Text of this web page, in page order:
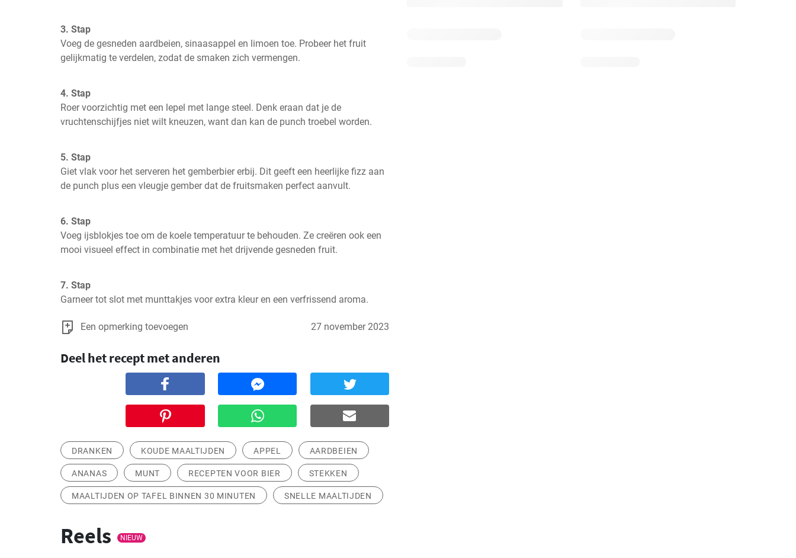
3. Stap
Voeg de gesneden aardbeien, sinaasappel en limoen toe. Probeer het fruit
gelijkmatig te verdelen, zodat de smaken zich vermengen.
4. Stap
Roer voorzichtig met een lepel met lange steel. Denk eraan dat je de
vruchtenschijfjes niet wilt kneuzen, want dan kan de punch troebel worden.
5. Stap
Giet vlak voor het serveren het gemberbier erbij. Dit geeft een heerlijke fizz aan
de punch plus een vleugje gember dat de fruitsmaken perfect aanvult.
6. Stap
Voeg ijsblokjes toe om de koele temperatuur te behouden. Ze creëren ook een
mooi visueel effect in combinatie met het drijvende gesneden fruit.
7. Stap
Garneer tot slot met munttakjes voor extra kleur en een verfrissend aroma.
Een opmerking toevoegen 27 november 2023
Deel het recept met anderen
DRANKEN KOUDE MAALTIJDEN APPEL AARDBEIEN
ANANAS MUNT RECEPTEN VOOR BIER STEKKEN
MAALTIJDEN OP TAFEL BINNEN 30 MINUTEN SNELLE MAALTIJDEN
Reels NIEUW